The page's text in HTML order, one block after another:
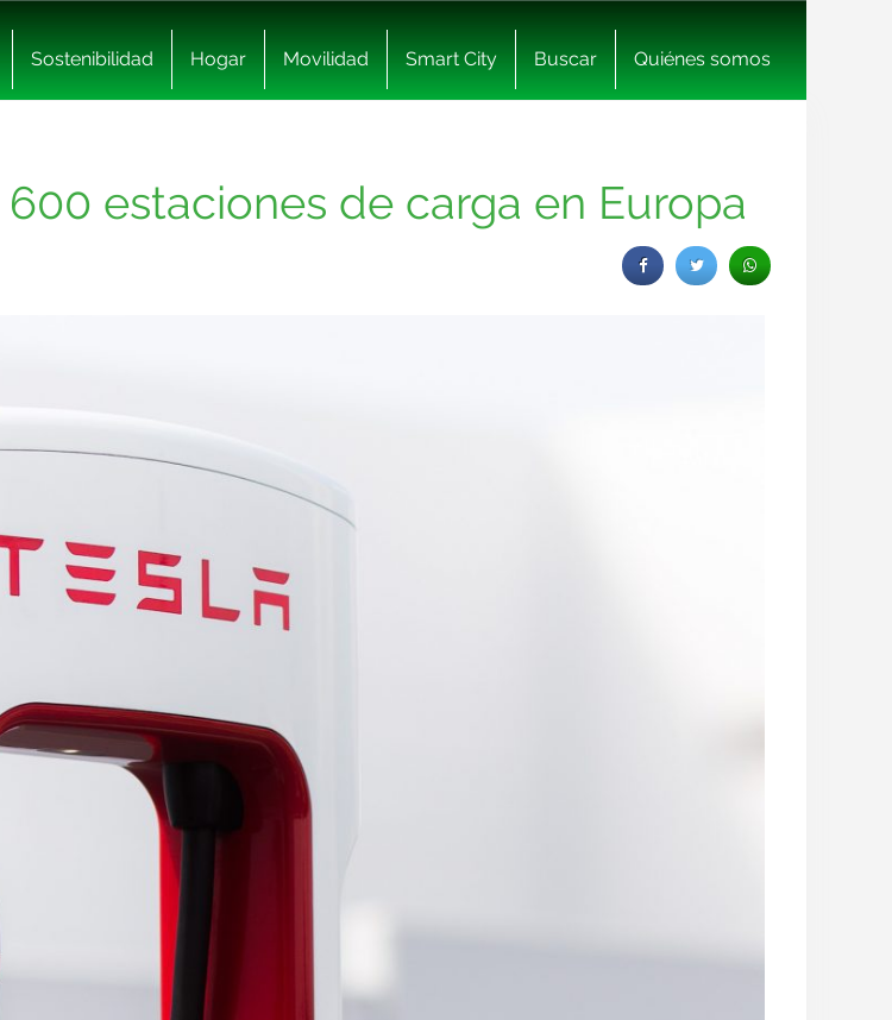
Sostenibilidad Hogar Movilidad Smart City Buscar Quiénes somos
estaciones de carga en Europa